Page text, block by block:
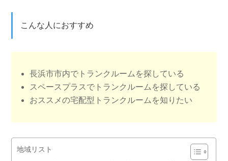
こんな人におすすめ
長浜市市内でトランクルームを探している
スペースプラスでトランクルームを探している
おススメの宅配型トランクルームを知りたい
地域リスト